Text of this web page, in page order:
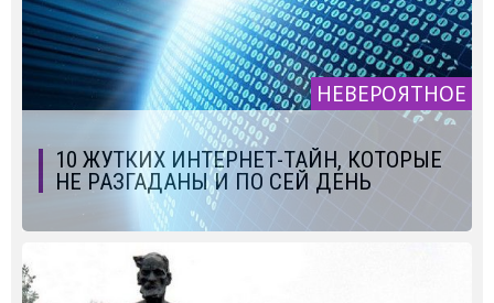
НЕВЕРОЯТНОЕ
10 ЖУТКИХ ИНТЕРНЕТ-ТАЙН, КОТОРЫЕ
НЕ РАЗГАДАНЫ И ПО СЕЙ ДЕНЬ